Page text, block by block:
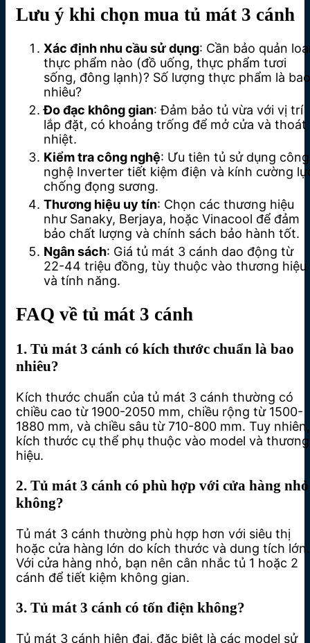
Lưu ý khi chọn mua tủ mát 3 cánh
Xác định nhu cầu sử dụng: Cần bảo quản
thực phẩm nào (đồ uống, thực phẩm tươi
sống, đông lạnh)? Số lượng thực phẩm là bao
nhiêu?
Đo đạc không gian: Đảm bảo tủ vừa với vị trí
lắp đặt, có khoảng trống để mở cửa và thoát
nhiệt.
Kiểm tra công nghệ: Ưu tiên tủ sử dụng công
nghệ Inverter tiết kiệm điện và kính cường
chống đọng sương.
Thương hiệu uy tín: Chọn các thương hiệu
như Sanaky, Berjaya, hoặc Vinacool để đảm
bảo chất lượng và chính sách bảo hành tốt.
Ngân sách: Giá tủ mát 3 cánh dao động từ
22-44 triệu đồng, tùy thuộc vào thương hiệu
và tính năng.
FAQ về tủ mát 3 cánh
1. Tủ mát 3 cánh có kích thước chuẩn là bao
nhiêu?
Kích thước chuẩn của tủ mát 3 cánh thường có
chiều cao từ 1900-2050 mm, chiều rộng từ 1500-
1880 mm, và chiều sâu từ 710-800 mm. Tuy nhiên,
kích thước cụ thể phụ thuộc vào model và thương
hiệu.
2. Tủ mát 3 cánh có phù hợp với cửa hàng nhỏ
không?
Tủ mát 3 cánh thường phù hợp hơn với siêu thị
hoặc cửa hàng lớn do kích thước và dung tích lớn.
Với cửa hàng nhỏ, bạn nên cân nhắc tủ 1 hoặc 2
cánh để tiết kiệm không gian.
3. Tủ mát 3 cánh có tốn điện không?
Tủ mát 3 cánh hiện đại, đặc biệt là các model sử